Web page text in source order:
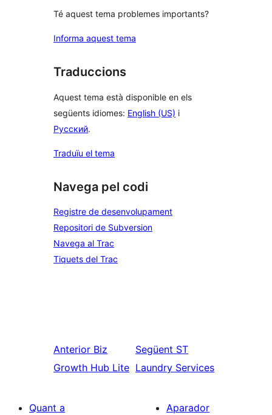
Té aquest tema problemes importants?
Informa aquest tema
Traduccions
Aquest tema està disponible en els
següents idiomes: English (US) i
Русский.
Traduïu el tema
Navega pel codi
Registre de desenvolupament
Repositori de Subversion
Navega al Trac
Tiquets del Trac
Anterior Biz
Growth Hub Lite
Següent ST
Laundry Services
Quant a
Aparador